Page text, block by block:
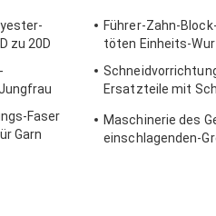
zu 20D
Faser
Garn
Führer-Zahn-
töten Einheits-
Ersatzteile mit
Maschinerie des
einschlagenden-